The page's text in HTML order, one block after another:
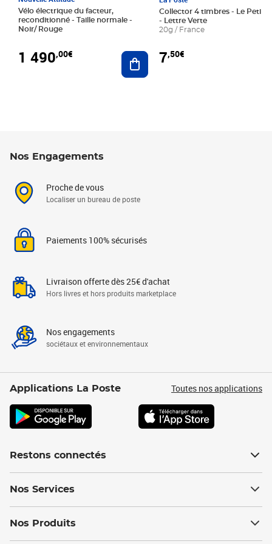
Vélo électrique du facteur,
reconditionné - Taille normale -
Noir/ Rouge
1 490,00€ Ajouter au panier
Collector 4 timbres - Le Petit
- Lettre Verte
20g / France
7,50€
Nos Engagements
Proche de vous
Localiser un bureau de poste
Paiements 100% sécurisés
Livraison offerte dès 25€ d'achat
Hors livres et hors produits marketplace
Nos engagements
sociétaux et environnementaux
Applications La Poste Toutes nos applications
Restons connectés
Nos Services
Nos Produits